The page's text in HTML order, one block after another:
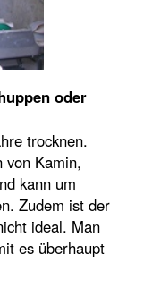
oder
trocknen.
von Kamin,
kann um
Zudem ist der
ideal. Man
es überhaupt